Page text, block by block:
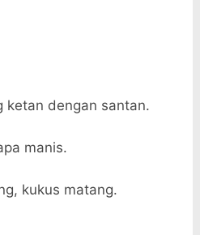
ketan dengan santan.
manis.
kukus matang.